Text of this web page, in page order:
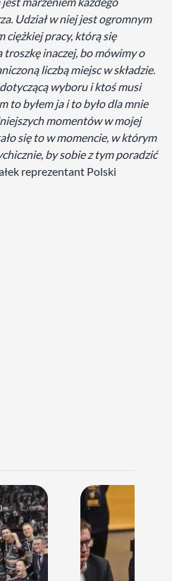
Udział w niej jest ogromnym
ciężkiej pracy, którą się
troszkę inaczej, bo mówimy o
liczbą miejsc w składzie.
wyboru i ktoś musi
to byłem ja i to było dla mnie
momentów w mojej
się to w momencie, w którym
by sobie z tym poradzić
reprezentant Polski